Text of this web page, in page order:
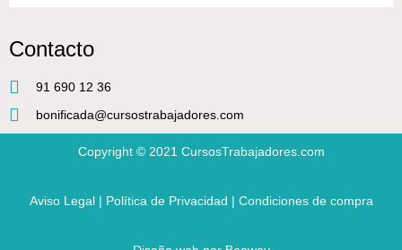
Contacto
91 690 12 36
bonificada@cursostrabajadores.com
Copyright © 2021 CursosTrabajadores.com
Aviso Legal| Política de Privacidad | Condiciones de compra